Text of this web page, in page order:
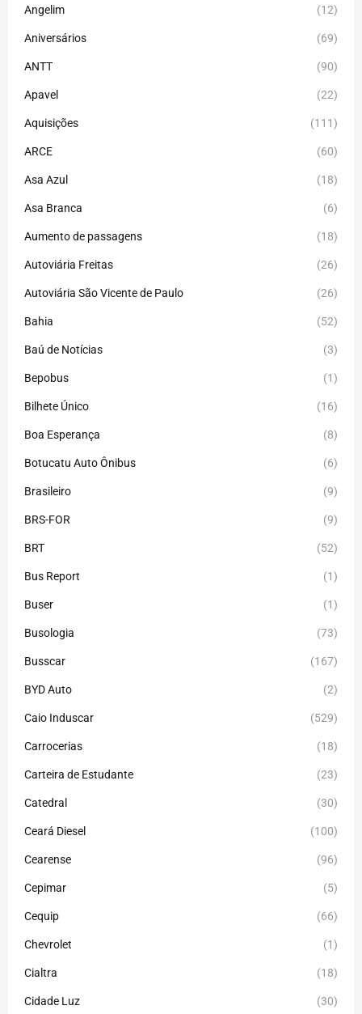
Angelim (12)
Aniversários (69)
ANTT (90)
Apavel (22)
Aquisições (111)
ARCE (60)
Asa Azul (18)
Asa Branca (6)
Aumento de passagens (18)
Autoviária Freitas (26)
Autoviária São Vicente de Paulo (26)
Bahia (52)
Baú de Notícias (3)
Bepobus (1)
Bilhete Único (16)
Boa Esperança (8)
Botucatu Auto Ônibus (6)
Brasileiro (9)
BRS-FOR (9)
BRT (52)
Bus Report (1)
Buser (1)
Busologia (73)
Busscar (167)
BYD Auto (2)
Caio Induscar (529)
Carrocerias (18)
Carteira de Estudante (23)
Catedral (30)
Ceará Diesel (100)
Cearense (96)
Cepimar (5)
Cequip (66)
Chevrolet (1)
Cialtra (18)
Cidade Luz (30)